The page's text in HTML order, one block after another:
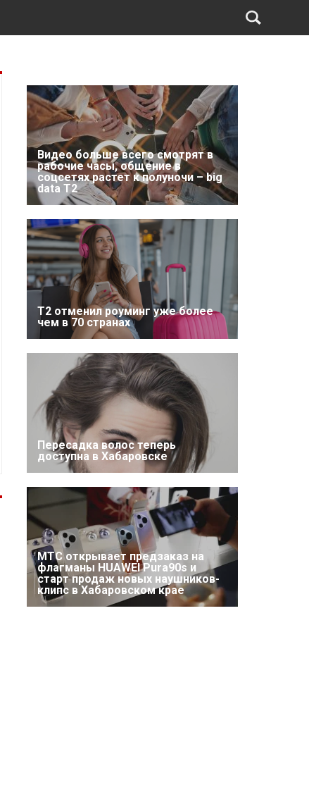
Видео больше всего смотрят в
рабочие часы, общение в
соцсетях растет к полуночи – big
data T2
Т2 отменил роуминг уже более
чем в 70 странах
Пересадка волос теперь
доступна в Хабаровске
МТС открывает предзаказ на
флагманы HUAWEI Pura90s и
старт продаж новых наушников-
клипс в Хабаровском крае